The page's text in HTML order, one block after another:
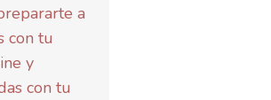
a
con tu
y
con tu